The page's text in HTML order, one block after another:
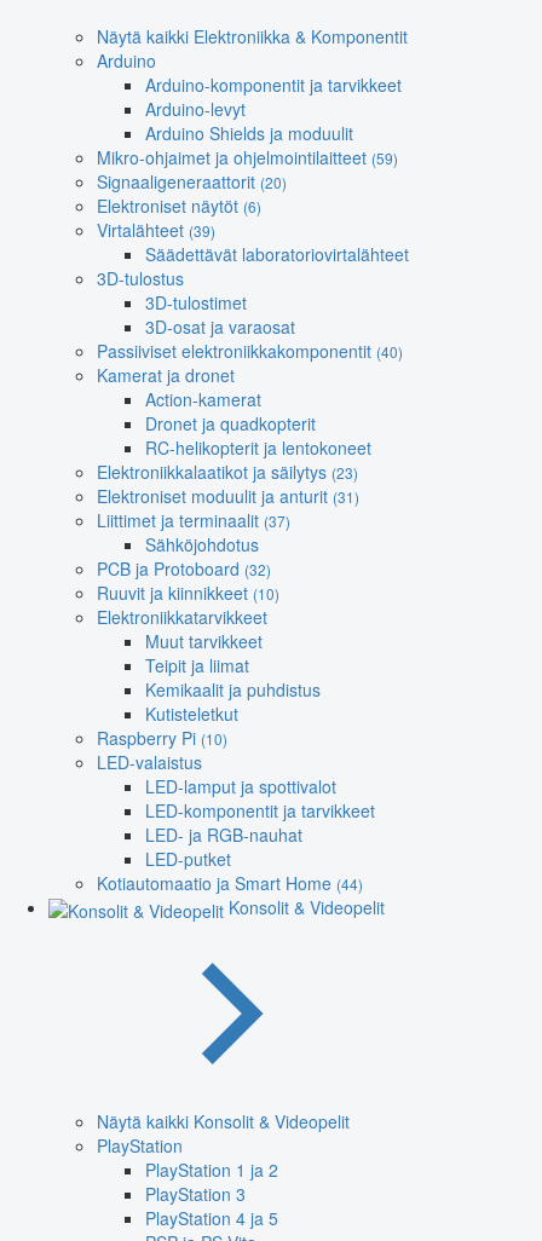
Näytä kaikki Elektroniikka & Komponentit
Arduino
Arduino-komponentit ja tarvikkeet
Arduino-levyt
Arduino Shields ja moduulit
Mikro-ohjaimet ja ohjelmointilaitteet (59)
Signaaligeneraattorit (20)
Elektroniset näytöt (6)
Virtalähteet (39)
Säädettävät laboratoriovirtalähteet
3D-tulostus
3D-tulostimet
3D-osat ja varaosat
Passiiviset elektroniikkakomponentit (40)
Kamerat ja dronet
Action-kamerat
Dronet ja quadkopterit
RC-helikopterit ja lentokoneet
Elektroniikkalaatikot ja säilytys (23)
Elektroniset moduulit ja anturit (31)
Liittimet ja terminaalit (37)
Sähköjohdotus
PCB ja Protoboard (32)
Ruuvit ja kiinnikkeet (10)
Elektroniikkatarvikkeet
Muut tarvikkeet
Teipit ja liimat
Kemikaalit ja puhdistus
Kutisteletkut
Raspberry Pi (10)
LED-valaistus
LED-lamput ja spottivalot
LED-komponentit ja tarvikkeet
LED- ja RGB-nauhat
LED-putket
Kotiautomaatio ja Smart Home (44)
Konsolit & Videopelit
Näytä kaikki Konsolit & Videopelit
PlayStation
PlayStation 1 ja 2
PlayStation 3
PlayStation 4 ja 5